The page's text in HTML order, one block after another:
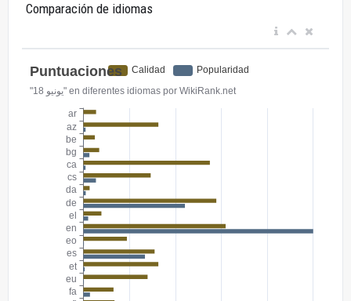
Comparación de idiomas